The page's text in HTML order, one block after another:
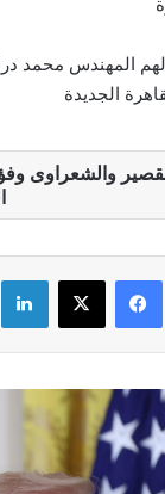
المهندس محمد
الجديدة
والشعراوى
فيسبوك ‫X